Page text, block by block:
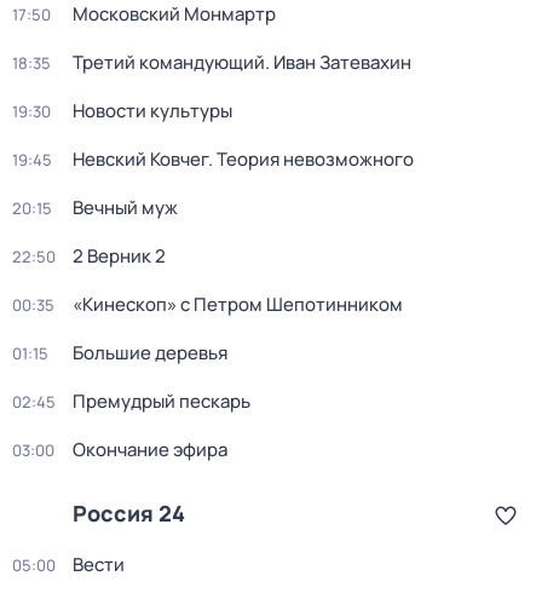
17:50 Московский Монмартр
18:35 Третий командующий. Иван Затевахин
19:30 Новости культуры
19:45 Невский Ковчег. Теория невозможного
20:15 Вечный муж
22:50 2 Верник 2
00:35 «Кинескоп» с Петром Шепотинником
01:15 Большие деревья
02:45 Премудрый пескарь
03:00 Окончание эфира
Россия 24
05:00 Вести